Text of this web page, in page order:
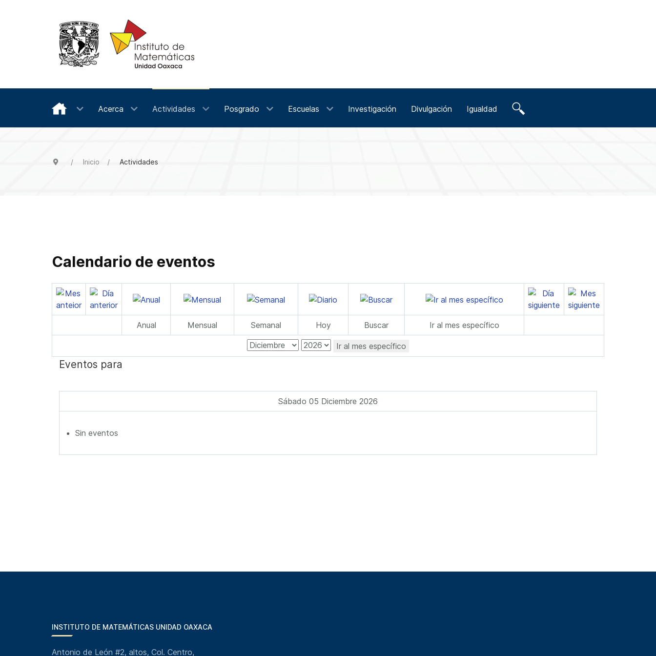
Acerca Actividades Posgrado Escuelas Investigación Divulgación Igualdad
Inicio Actividades
Calendario de eventos
Anual Mensual Semanal Hoy Buscar Ir al mes específico
Ir al mes específico
Eventos para
Sábado 05 Diciembre 2026
Sin eventos
INSTITUTO DE MATEMÁTICAS UNIDAD OAXACA
Antonio de León #2, altos, Col. Centro,